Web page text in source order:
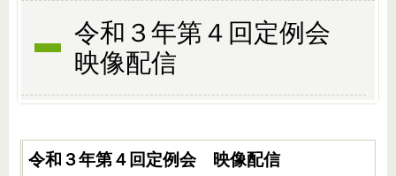
令和３年第４回定例会
映像配信
令和３年第４回定例会 映像配信